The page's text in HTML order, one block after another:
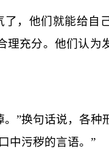
，他们就能给自
理充分。他们认为
”换句话说，各种
中污秽的言语。”